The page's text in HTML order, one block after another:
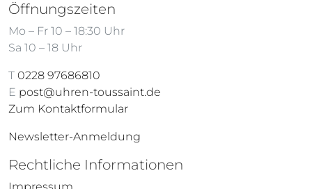
Öffnungszeiten
Mo – Fr 10 – 18:30 Uhr
Sa 10 – 18 Uhr
T 0228 97686810
E post@uhren-toussaint.de
Zum Kontaktformular
Newsletter-Anmeldung
Rechtliche Informationen